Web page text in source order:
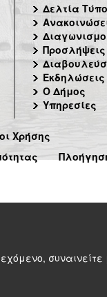
Δελτία
Προσλήψεις
Εκδηλώσεις
Ο Δήμος
Υπηρεσίες
Χρήσης